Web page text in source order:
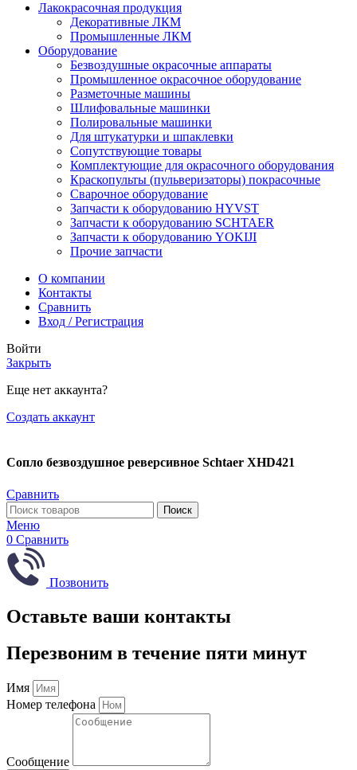
Лакокрасочная продукция
Декоративные ЛКМ
Промышленные ЛКМ
Оборудование
Безвоздушные окрасочные аппараты
Промышленное окрасочное оборудование
Разметочные машины
Шлифовальные машинки
Полировальные машинки
Для штукатурки и шпаклевки
Сопутствующие товары
Комплектующие для окрасочного оборудования
Краскопульты (пульверизаторы) покрасочные
Сварочное оборудование
Запчасти к оборудованию HYVST
Запчасти к оборудованию SCHTAER
Запчасти к оборудованию YOKIJI
Прочие запчасти
О компании
Контакты
Сравнить
Вход / Регистрация
Войти
Закрыть
Еще нет аккаунта?
Создать аккаунт
Сопло безвоздушное реверсивное Schtaer XHD421
Сравнить
Поиск
Меню
0 Сравнить
Позвонить
Оставьте ваши контакты
Перезвоним в течение пяти минут
Имя
Номер телефона
Сообщение